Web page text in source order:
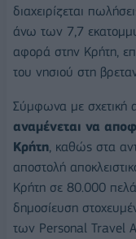
διαχειρίζεται
άνω των 7,7
αφορά στην Κρήτη,
του νησιού στη
Σύμφωνα με σχετική
αναμένεται να
Κρήτη, καθώς στα
αποστολή
Κρήτη σε 80.000
δημοσίευση
των Personal Travel